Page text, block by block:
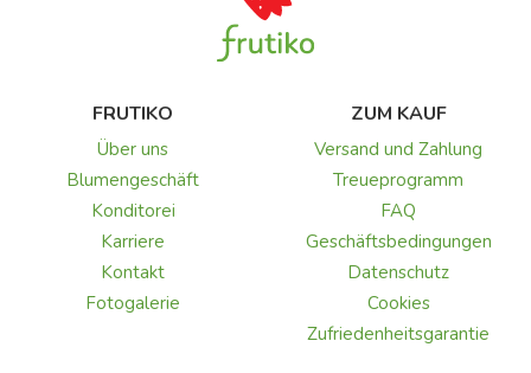
FRUTIKO
Über uns
Blumengeschäft
Konditorei
Karriere
Kontakt
Fotogalerie
ZUM KAUF
Versand und Zahlung
Treueprogramm
FAQ
Geschäftsbedingungen
Datenschutz
Cookies
Zufriedenheitsgarantie